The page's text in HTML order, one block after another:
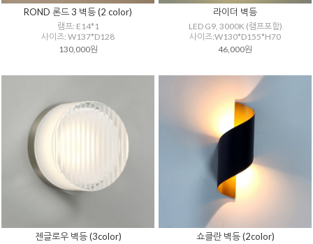
ROND 론드 3 벽등 (2 color)
램프: E14*1
사이즈: W137*D128
130,000원
라이더 벽등
LED G9, 3000K (램프포함)
사이즈:W130*D155*H70
46,000원
젠글로우 벽등 (3color) 쇼클란 벽등 (2color)